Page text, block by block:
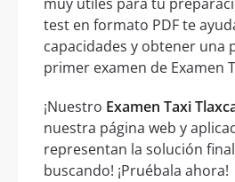
test en formato PDF te
capacidades y obtener una
primer examen de Examen
¡Nuestro Examen Taxi
nuestra página web y
representan la solución
buscando! ¡Pruébala ahora!